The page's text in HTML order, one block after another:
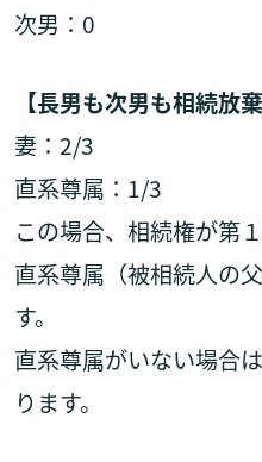
次男：0
【長男も次男も相続放
妻：2/3
直系尊属：1/3
この場合、相続権が第
直系尊属（被相続人の
す。
直系尊属がいない場合
ります。